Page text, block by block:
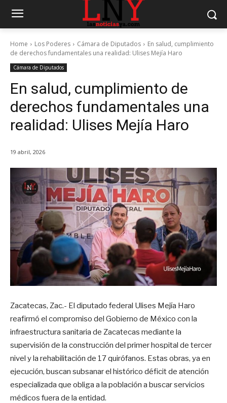
Home Los Poderes Cámara de Diputados
En salud, cumplimiento
de derechos fundamentales una realidad: Ulises Mejía Haro
Cámara de Diputados
En salud, cumplimiento de
derechos fundamentales una
realidad: Ulises Mejía Haro
19 abril, 2026
Zacatecas, Zac.- El diputado federal Ulises Mejía Haro
reafirmó el compromiso del Gobierno de México con la
infraestructura sanitaria de Zacatecas mediante la
supervisión de la construcción del primer hospital de tercer
nivel y la rehabilitación de 17 quirófanos. Estas obras, ya en
ejecución, buscan subsanar el histórico déficit de atención
especializada que obliga a la población a buscar servicios
médicos fuera de la entidad.